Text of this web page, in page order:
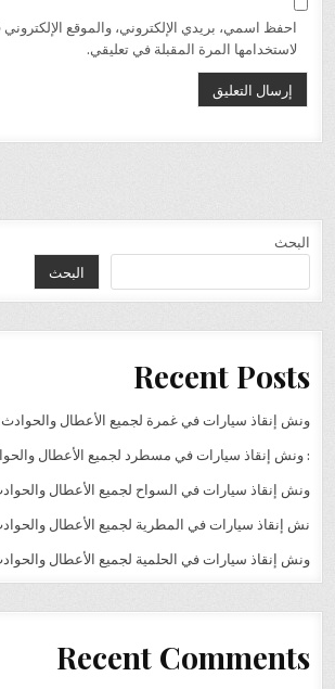
احفظ اسمي، بريدي الإلكتروني، والموقع
لاستخدامها المرة المقبلة في تعليقي.
البحث
البحث
Recent Posts
ونش إنقاذ سيارات في غمرة لجميع الأعطال والحوادث
: ونش إنقاذ سيارات في مسطرد لجميع الأعطال
ونش إنقاذ سيارات في السواح لجميع الأعطال
نش إنقاذ سيارات في المطرية لجميع الأعطال
ونش إنقاذ سيارات في الحلمية لجميع الأعطال
Recent Comments